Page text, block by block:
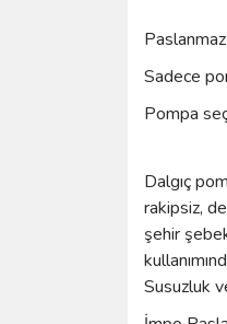
Sadece
Pompa
Dalgıç
rakipsiz,
şehir
Susuzluk